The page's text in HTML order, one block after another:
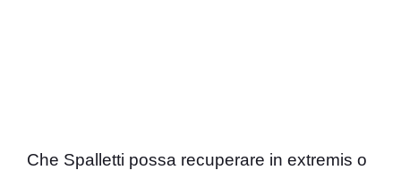
Che Spalletti possa recuperare in extremis o